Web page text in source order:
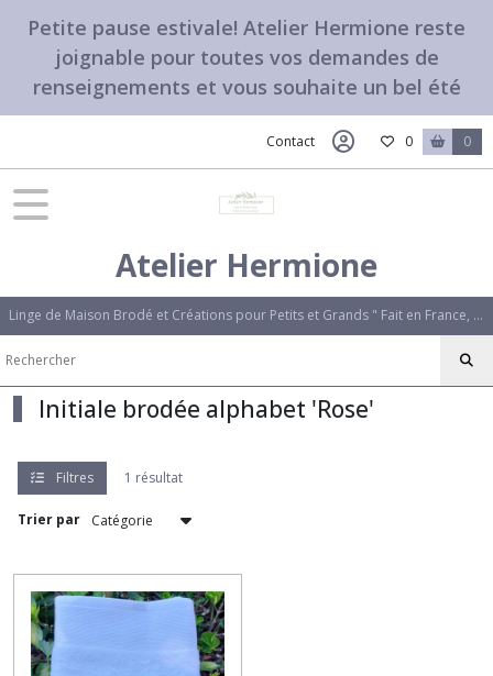
Petite pause estivale! Atelier Hermione reste
joignable pour toutes vos demandes de
renseignements et vous souhaite un bel été
Contact 0 0
Atelier Hermione
Linge de Maison Brodé et Créations pour Petits et Grands " Fait en France, avec amour". Des créations uniques qui vous ressemblent.
Initiale brodée alphabet 'Rose'
Filtres 1 résultat
Trier par
Fermer
FILTRES
Tissus,Etiquettes,Options
'Bougainvillier'
Initiale
brodée
(1)
alphabet
'Palma'
(1)